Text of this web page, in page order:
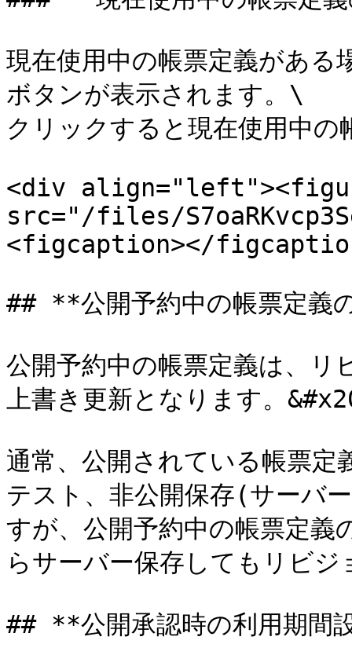
現在使用中の帳票定義がある
ボタンが表示されます。\
クリックすると現在使用中
<div
src="/files/
<figcaption></
## **公開予約中の帳票定義
公開予約中の帳票定義は、
上書き更新となります。
通常、公開されている帳票
テスト、非公開保存(サーバ
すが、公開予約中の帳票定
らサーバー保存してもリビ
## **公開承認時の利用期間